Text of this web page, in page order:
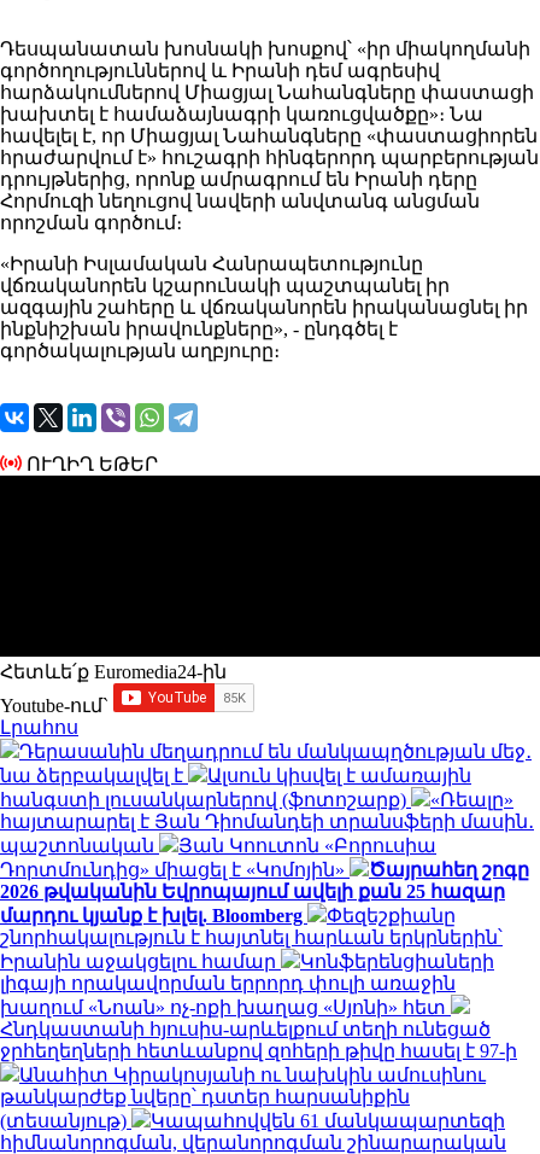
Դեսպանատան խոսնակի խոսքով՝ «իր միակողմանի
գործողություններով և Իրանի դեմ ագրեսիվ
հարձակումներով Միացյալ Նահանգները փաստացի
խախտել է համաձայնագրի կառուցվածքը»։ Նա
հավելել է, որ Միացյալ Նահանգները «փաստացիորեն
հրաժարվում է» հուշագրի հինգերորդ պարբերության
դրույթներից, որոնք ամրագրում են Իրանի դերը
Հորմուզի նեղուցով նավերի անվտանգ անցման
որոշման գործում։
«Իրանի Իսլամական Հանրապետությունը
վճռականորեն կշարունակի պաշտպանել իր
ազգային շահերը և վճռականորեն իրականացնել իր
ինքնիշխան իրավունքները», - ընդգծել է
գործակալության աղբյուրը։
ՈՒՂԻՂ ԵԹԵՐ
Հետևե՛ք Euromedia24-ին
Youtube-ում`
Լրահոս
Դերասանին մեղադրում են մանկապղծության մեջ․
նա ձերբակալվել է
Ալսուն կիսվել է ամառային
հանգստի լուսանկարներով (ֆոտոշարք)
«Ռեալը»
հայտարարել է Յան Դիոմանդեի տրանսֆերի մասին․
պաշտոնական
Յան Կոուտոն «Բորուսիա
Դորտմունդից» միացել է «Կոմոյին»
Ծայրահեղ շոգը
2026 թվականին Եվրոպայում ավելի քան 25 հազար
մարդու կյանք է խլել. Bloomberg
Փեզեշքիանը
շնորհակալություն է հայտնել հարևան երկրներին՝
Իրանին աջակցելու համար
Կոնֆերենցիաների
լիգայի որակավորման երրորդ փուլի առաջին
խաղում «Նոան» ոչ-ոքի խաղաց «Սյոնի» հետ
Հնդկաստանի հյուսիս-արևելքում տեղի ունեցած
ջրհեղեղների հետևանքով զոհերի թիվը հասել է 97-ի
Անահիտ Կիրակոսյանի ու նախկին ամուսինու
թանկարժեք նվերը՝ դստեր հարսանիքին
(տեսանյութ)
Կապահովվեն 61 մանկապարտեզի
հիմնանորոգման, վերանորոգման շինարարական